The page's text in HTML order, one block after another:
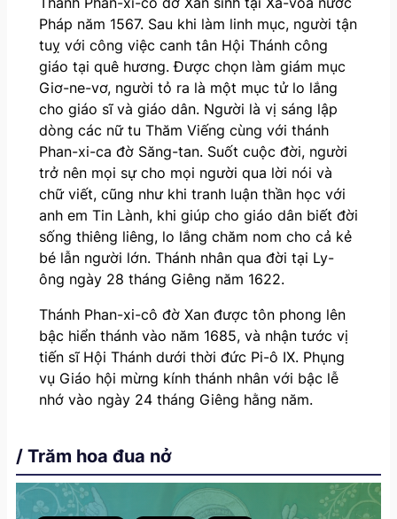
Pháp năm 1567. Sau khi làm linh mục, người tận
tuỵ với công việc canh tân Hội Thánh công
giáo tại quê hương. Được chọn làm giám mục
Giơ-ne-vơ, người tỏ ra là một mục tử lo lắng
cho giáo sĩ và giáo dân. Người là vị sáng lập
dòng các nữ tu Thăm Viếng cùng với thánh
Phan-xi-ca đờ Săng-tan. Suốt cuộc đời, người
trở nên mọi sự cho mọi người qua lời nói và
chữ viết, cũng như khi tranh luận thần học với
anh em Tin Lành, khi giúp cho giáo dân biết đời
sống thiêng liêng, lo lắng chăm nom cho cả kẻ
bé lẫn người lớn. Thánh nhân qua đời tại Ly-
ông ngày 28 tháng Giêng năm 1622.
Thánh Phan-xi-cô đờ Xan được tôn phong lên
bậc hiển thánh vào năm 1685, và nhận tước vị
tiến sĩ Hội Thánh dưới thời đức Pi-ô IX. Phụng
vụ Giáo hội mừng kính thánh nhân với bậc lễ
nhớ vào ngày 24 tháng Giêng hằng năm.
/ Trăm hoa đua nở